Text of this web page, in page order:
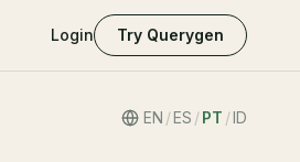
Login Try Querygen
EN /ES / PT /ID